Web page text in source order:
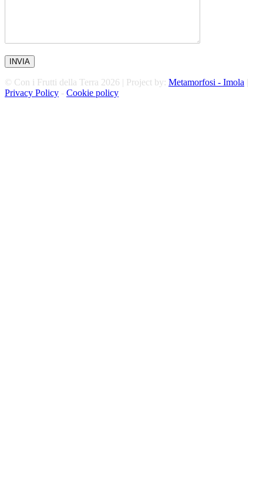
© Con i Frutti della Terra 2026 | Project by: Metamorfosi - Imola |
Privacy Policy - Cookie policy